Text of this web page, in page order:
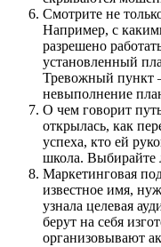
Смотрите не
Например, с
разрешено
установленный
Тревожный пункт
невыполнение
О чем говорит
открылась, как
успеха, кто ей
школа. Выбирайте
Маркетинговая
известное имя,
узнала целевая
берут на себя
организовывают